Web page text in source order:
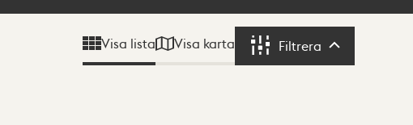
Visa lista Visa karta Filtrera Filtrera